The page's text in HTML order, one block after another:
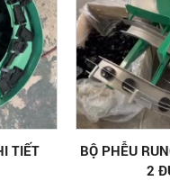
TIẾT
BỘ PHỄU
2